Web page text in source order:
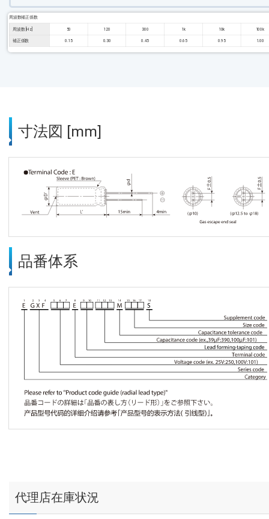
周波数補正係数
周波数 [Hz] 50 120 300 1k 10k 100k
補正係数 0.15 0.30 0.45 0.65 0.95 1.00
寸法図 [mm]
品番体系
代理店在庫状況